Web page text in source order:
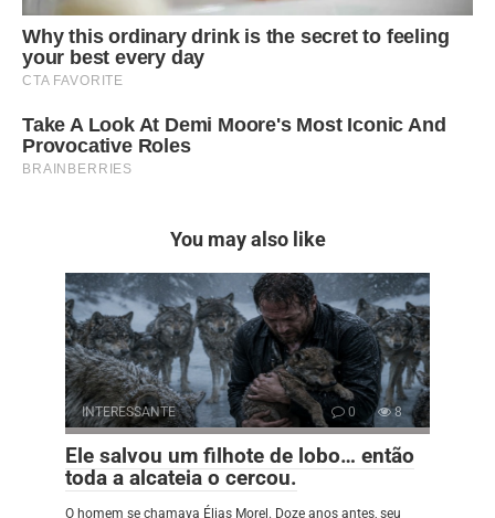
You may also like
INTERESSANTE 0 8
Ele salvou um filhote de lobo… então
toda a alcateia o cercou.
O homem se chamava Élias Morel. Doze anos antes, seu